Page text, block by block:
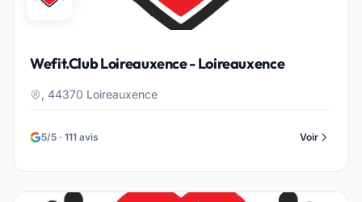
Wefit.Club Loireauxence - Loireauxence
, 44370 Loireauxence
5/5 · 111 avis Voir